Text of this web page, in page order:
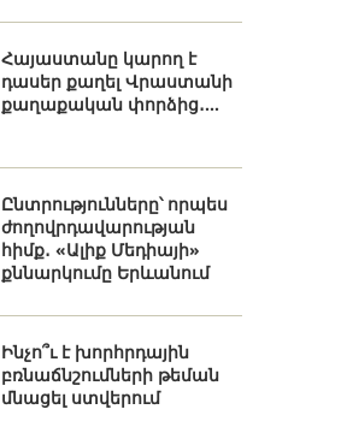
Հայաստանը կարող է
դասեր քաղել Վրաստանի
քաղաքական փորձից․...
Ընտրությունները՝ որպես
ժողովրդավարության
հիմք․ «Ալիք Մեդիայի»
քննարկումը Երևանում
Ինչո՞ւ է խորհրդային
բռնաճնշումների թեման
մնացել ստվերում